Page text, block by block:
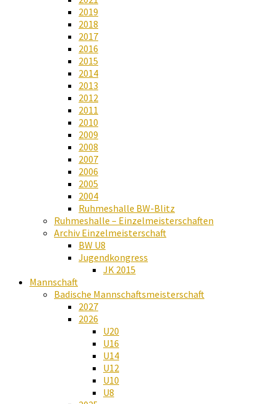
2019
2018
2017
2016
2015
2014
2013
2012
2011
2010
2009
2008
2007
2006
2005
2004
Ruhmeshalle BW-Blitz
Ruhmeshalle – Einzelmeisterschaften
Archiv Einzelmeisterschaft
BW U8
Jugendkongress
JK 2015
Mannschaft
Badische Mannschaftsmeisterschaft
2027
2026
U20
U16
U14
U12
U10
U8